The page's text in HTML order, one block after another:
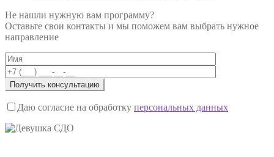
Не нашли нужную вам программу?
Оставьте свои контакты и мы поможем вам выбрать нужное
направление
Даю согласие на обработку персональных данных